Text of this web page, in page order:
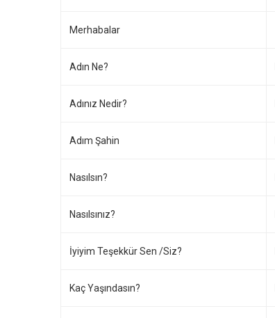
Merhabalar
Adın Ne?
Adınız Nedir?
Adım Şahin
Nasılsın?
Nasılsınız?
İyiyim Teşekkür Sen /Siz?
Kaç Yaşındasın?